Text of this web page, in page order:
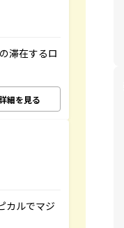
滞在するロ
細を見る
カルでマジ